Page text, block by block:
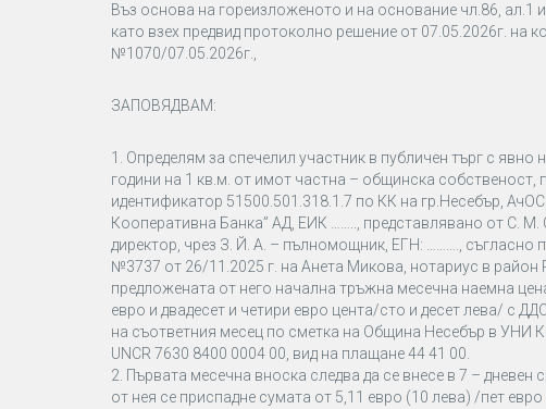
Въз основа на гореизложеното и на основание чл.86,
като взех предвид протоколно решение от 07.05.2026г. на
№1070/07.05.2026г.,
ЗАПОВЯДВАМ:
1. Определям за спечелил участник в публичен търг с
години на 1 кв.м. от имот частна – общинска собственост,
идентификатор 51500.501.318.1.7 по КК на гр.Несебър,
Кооперативна Банка” АД, ЕИК …….., представлявано от С. М.
директор, чрез З. Й. А. – пълномощник, ЕГН: ………., съгласно
№3737 от 26/11.2025 г. на Анета Микова, нотариус в
предложената от него начална тръжна месечна наемна
евро и двадесет и четири евро цента/сто и десет лева/ с
на съответния месец по сметка на Община Несебър в УНИ
UNCR 7630 8400 0004 00, вид на плащане 44 41 00.
2. Първата месечна вноска следва да се внесе в 7 –
от нея се приспадне сумата от 5,11 евро (10 лева) /пет